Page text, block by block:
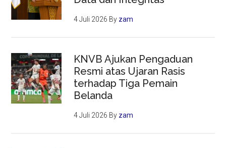
4 Juli 2026 By zam
KNVB Ajukan Pengaduan
Resmi atas Ujaran Rasis
terhadap Tiga Pemain
Belanda
4 Juli 2026 By zam